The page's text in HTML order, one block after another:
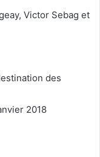
Victor Sebag et
des
2018